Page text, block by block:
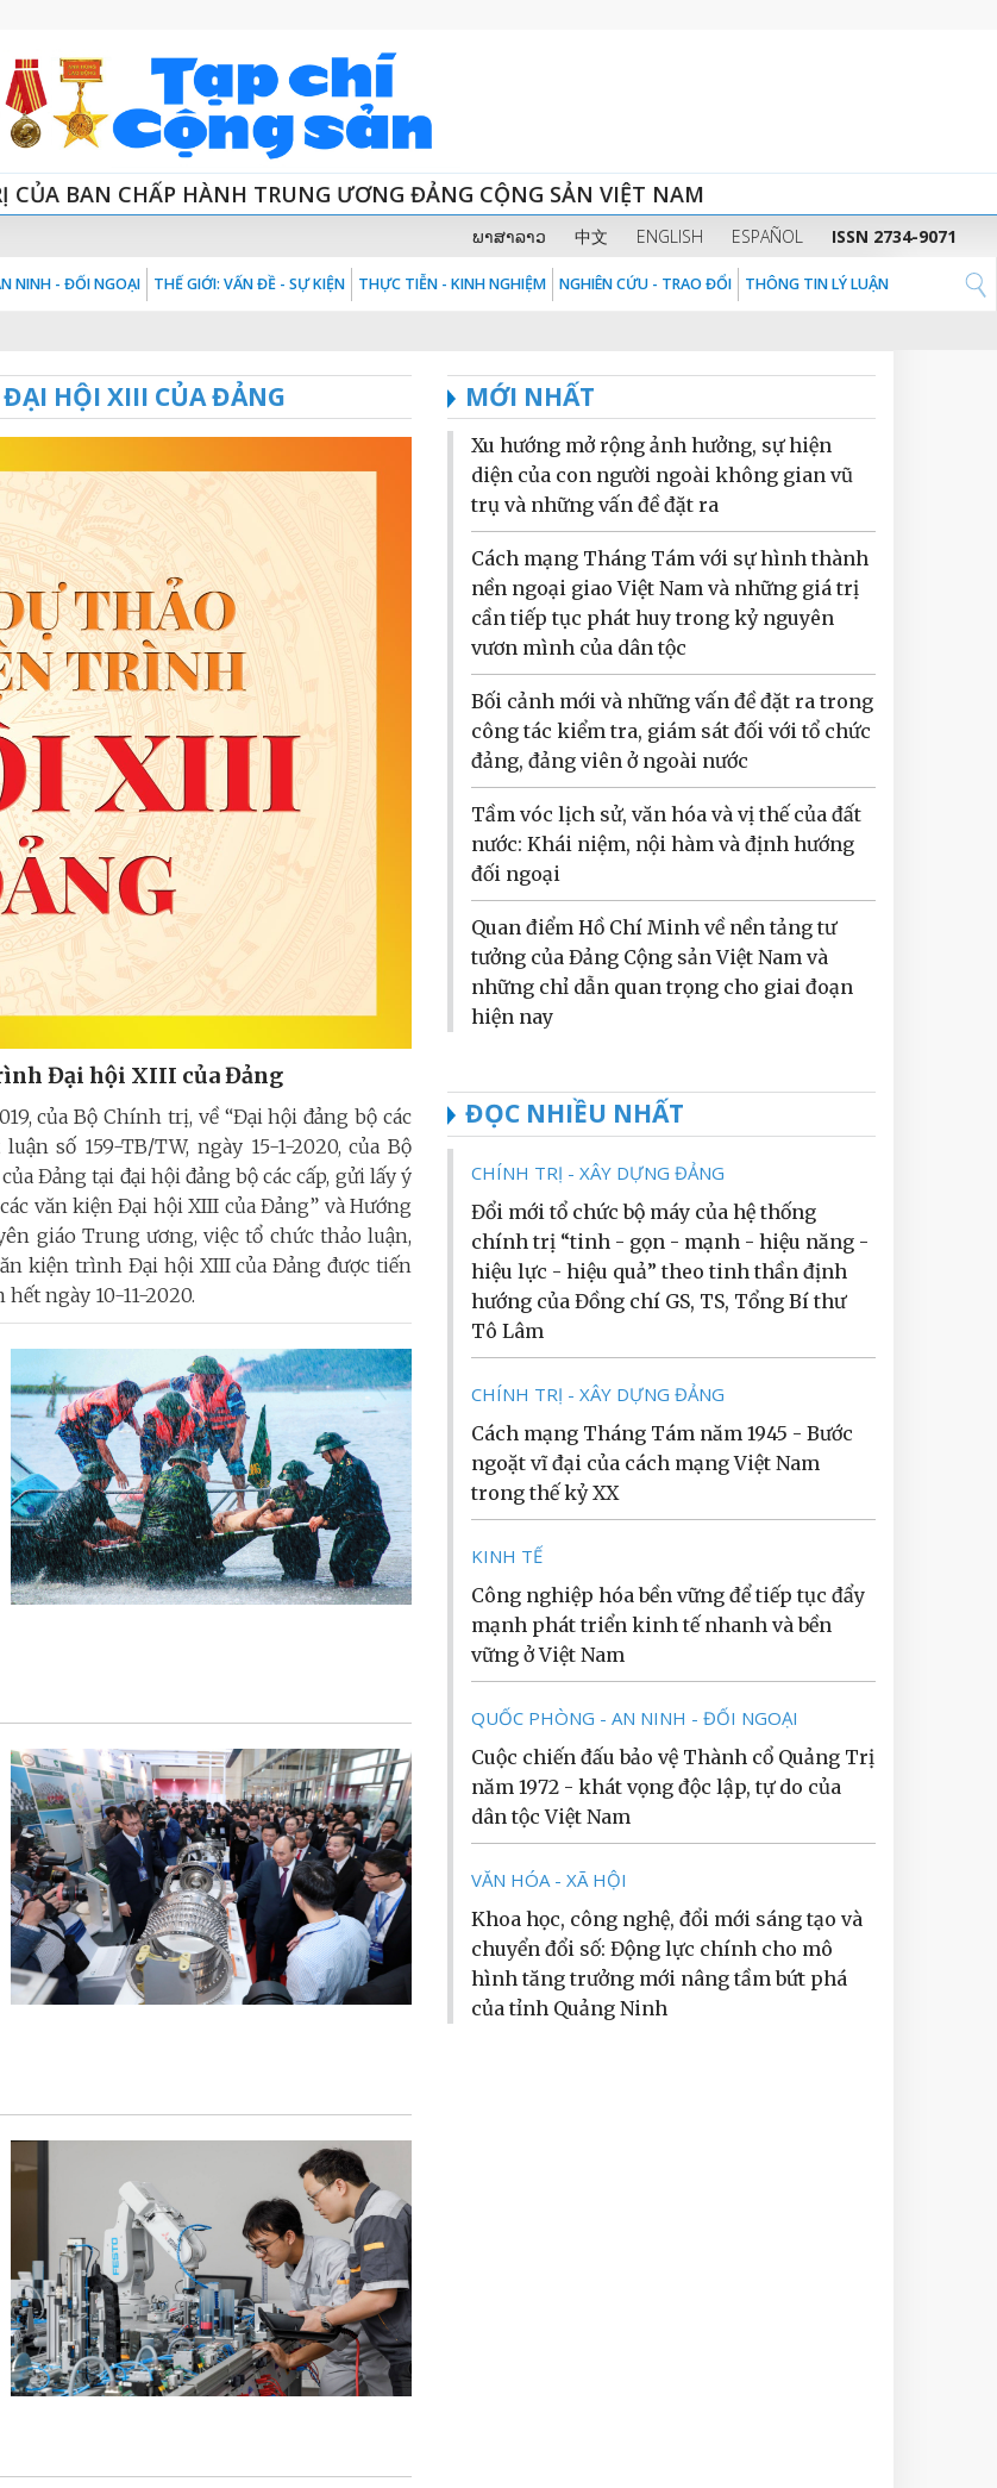
CỦA BAN CHẤP HÀNH TRUNG ƯƠNG ĐẢNG CỘNG SẢN VIỆT NAM
ພາສາລາວ 中文 ENGLISH ESPAÑOL ISSN 2734-9071
NINH - ĐỐI NGOẠI THẾ GIỚI: VẤN ĐỀ - SỰ KIỆN THỰC TIỄN - KINH NGHIỆM NGHIÊN CỨU - TRAO ĐỔI THÔNG TIN LÝ LUẬN
ĐẠI HỘI XIII CỦA ĐẢNG
Đại hội XIII của Đảng
của Bộ Chính trị, về “Đại hội đảng bộ các
số 159-TB/TW, ngày 15-1-2020, của Bộ
Đảng tại đại hội đảng bộ các cấp, gửi lấy ý
văn kiện Đại hội XIII của Đảng” và Hướng
giáo Trung ương, việc tổ chức thảo luận,
kiện trình Đại hội XIII của Đảng được tiến
ngày 10-11-2020.
MỚI NHẤT
Xu hướng mở rộng ảnh hưởng, sự hiện
diện của con người ngoài không gian vũ
trụ và những vấn đề đặt ra
Cách mạng Tháng Tám với sự hình thành
nền ngoại giao Việt Nam và những giá trị
cần tiếp tục phát huy trong kỷ nguyên
vươn mình của dân tộc
Bối cảnh mới và những vấn đề đặt ra trong
công tác kiểm tra, giám sát đối với tổ chức
đảng, đảng viên ở ngoài nước
Tầm vóc lịch sử, văn hóa và vị thế của đất
nước: Khái niệm, nội hàm và định hướng
đối ngoại
Quan điểm Hồ Chí Minh về nền tảng tư
tưởng của Đảng Cộng sản Việt Nam và
những chỉ dẫn quan trọng cho giai đoạn
hiện nay
ĐỌC NHIỀU NHẤT
CHÍNH TRỊ - XÂY DỰNG ĐẢNG
Đổi mới tổ chức bộ máy của hệ thống
chính trị “tinh - gọn - mạnh - hiệu năng -
hiệu lực - hiệu quả” theo tinh thần định
hướng của Đồng chí GS, TS, Tổng Bí thư
Tô Lâm
CHÍNH TRỊ - XÂY DỰNG ĐẢNG
Cách mạng Tháng Tám năm 1945 - Bước
ngoặt vĩ đại của cách mạng Việt Nam
trong thế kỷ XX
KINH TẾ
Công nghiệp hóa bền vững để tiếp tục đẩy
mạnh phát triển kinh tế nhanh và bền
vững ở Việt Nam
QUỐC PHÒNG - AN NINH - ĐỐI NGOẠI
Cuộc chiến đấu bảo vệ Thành cổ Quảng Trị
năm 1972 - khát vọng độc lập, tự do của
dân tộc Việt Nam
VĂN HÓA - XÃ HỘI
Khoa học, công nghệ, đổi mới sáng tạo và
chuyển đổi số: Động lực chính cho mô
hình tăng trưởng mới nâng tầm bứt phá
của tỉnh Quảng Ninh